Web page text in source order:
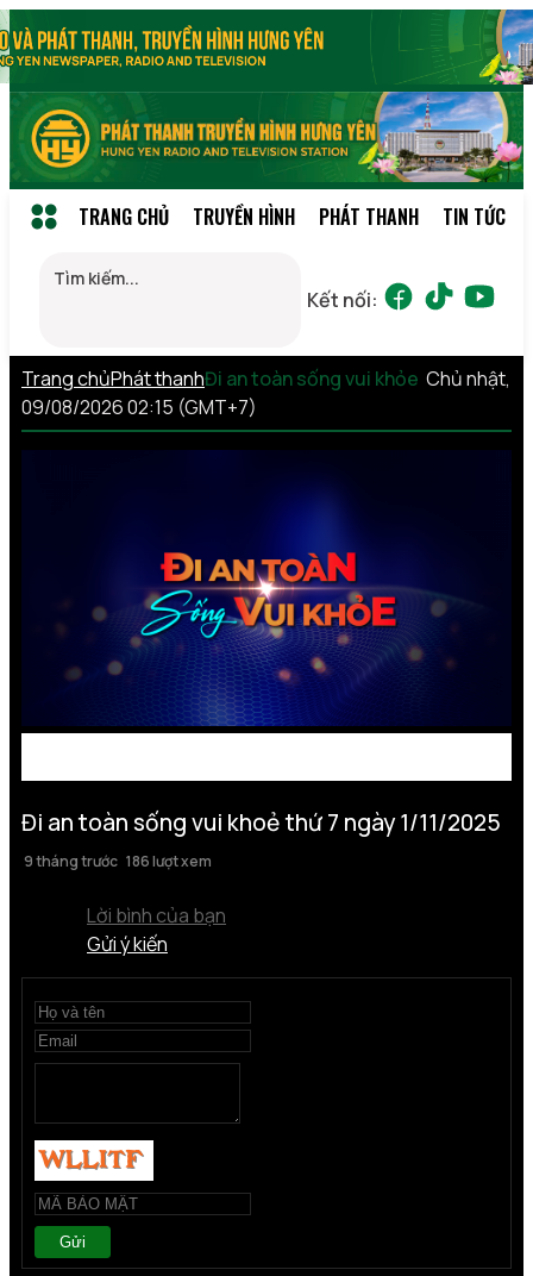
TRANG CHỦ TRUYỀN HÌNH PHÁT THANH TIN TỨC
Kết nối:
Trang chủPhát thanhĐi an toàn sống vui khỏe Chủ nhật,
09/08/2026 02:15 (GMT+7)
Đi an toàn sống vui khoẻ thứ 7 ngày 1/11/2025
9 tháng trước 186 lượt xem
Lời bình của bạn
Gửi ý kiến
Gửi